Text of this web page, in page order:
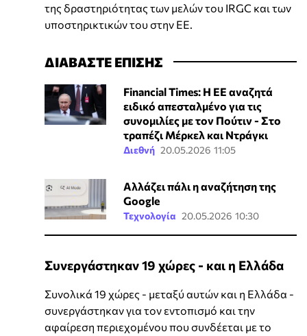
της δραστηριότητας των μελών του IRGC και των
υποστηρικτικών του στην ΕΕ.
ΔΙΑΒΑΣΤΕ ΕΠΙΣΗΣ
Financial Times: H EE αναζητά
ειδικό απεσταλμένο για τις
συνομιλίες με τον Πούτιν - Στο
τραπέζι Μέρκελ και Ντράγκι
Διεθνή 20.05.2026 11:05
Αλλάζει πάλι η αναζήτηση της
Google
Τεχνολογία 20.05.2026 10:30
Συνεργάστηκαν 19 χώρες - και η Ελλάδα
Συνολικά 19 χώρες - μεταξύ αυτών και η Ελλάδα -
συνεργάστηκαν για τον εντοπισμό και την
αφαίρεση περιεχομένου που συνδέεται με το